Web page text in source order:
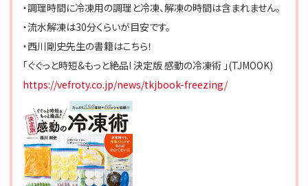
・調理時間に冷凍用の調理と冷凍、解凍の時間は含まれません。
・流水解凍は30分くらいが目安です。
・西川剛史先生の書籍はこちら！
「ぐぐっと時短&もっと絶品! 決定版 感動の冷凍術 」(TJMOOK)
https://vefroty.co.jp/news/tkjbook-freezing/